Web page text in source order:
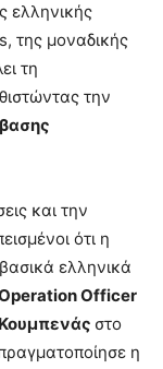
ελληνικής
της μοναδικής
τη
την
και την
ότι η
ελληνικά
Officer
στο
η